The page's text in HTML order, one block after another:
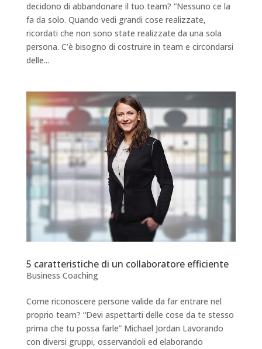
decidono di abbandonare il tuo team? “Nessuno ce la
fa da solo. Quando vedi grandi cose realizzate,
ricordati che non sono state realizzate da una sola
persona. C’è bisogno di costruire in team e circondarsi
delle...
5 caratteristiche di un collaboratore efficiente
Business Coaching
Come riconoscere persone valide da far entrare nel
proprio team? “Devi aspettarti delle cose da te stesso
prima che tu possa farle” Michael Jordan Lavorando
con diversi gruppi, osservandoli ed elaborando